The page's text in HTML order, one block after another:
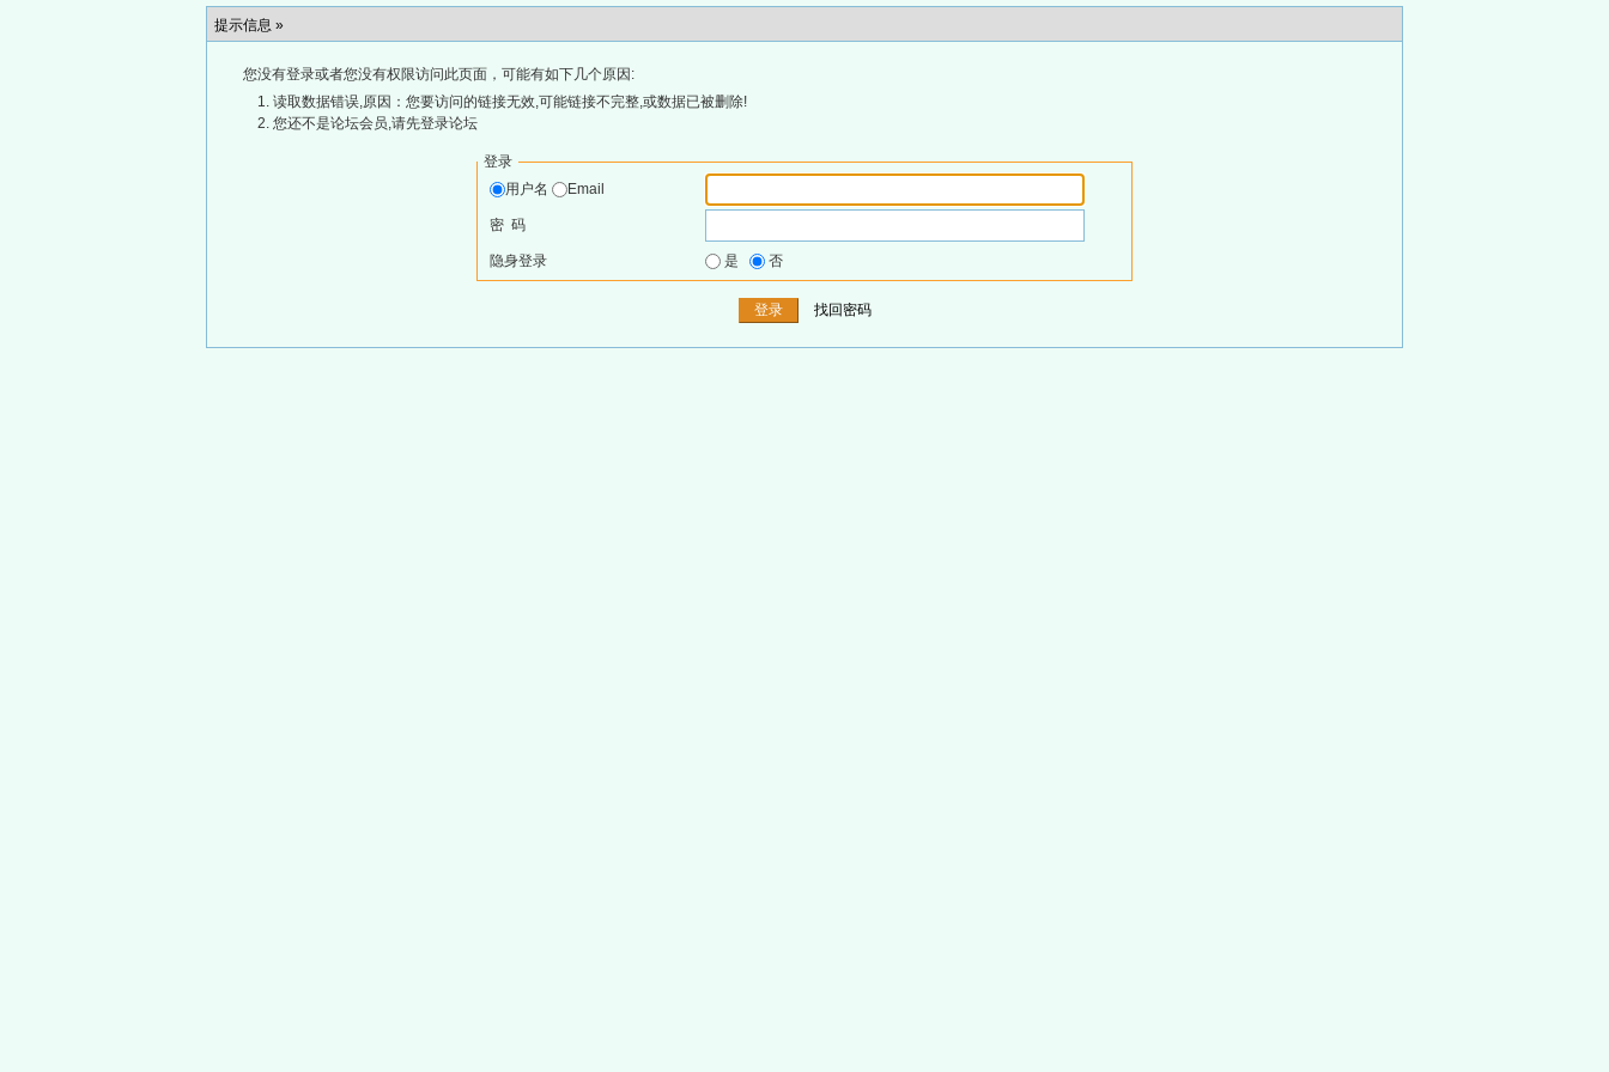
提示信息 »
您没有登录或者您没有权限访问此页面，可能有如下几个原因:
读取数据错误,原因：您要访问的链接无效,可能链接不完整,或数据已被删除!
您还不是论坛会员,请先登录论坛
登录
用户名
Email
密 码
隐身登录 是 否
找回密码